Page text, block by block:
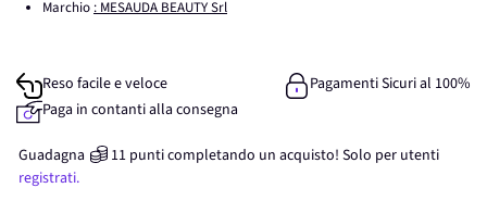
Marchio : MESAUDA BEAUTY Srl
Reso facile e veloce
Pagamenti Sicuri al 100%
Paga in contanti alla consegna
Guadagna 11 punticompletando un acquisto! Solo per utenti
registrati.